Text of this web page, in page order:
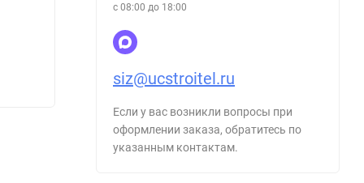
с 08:00 до 18:00
siz@ucstroitel.ru
Если у вас возникли вопросы при
оформлении заказа, обратитесь по
указанным контактам.